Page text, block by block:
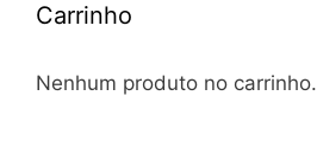
Carrinho
Nenhum produto no carrinho.